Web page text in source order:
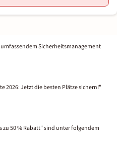
Sicherheitsmanagement
2026: Jetzt die besten Plätze sichern!"
50 % Rabatt" sind unter folgendem